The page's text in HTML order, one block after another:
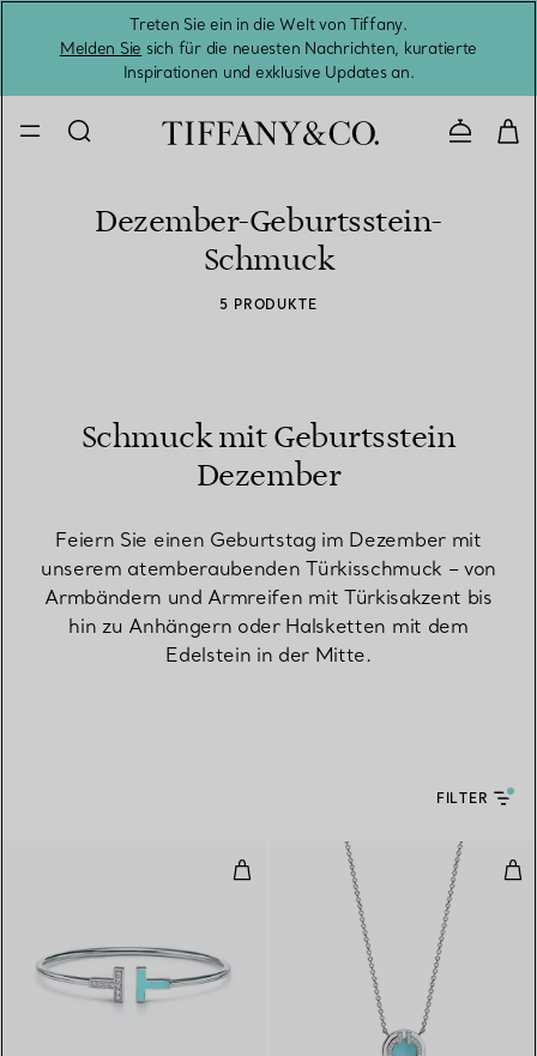
Treten Sie ein in die Welt von Tiffany.
Melden Sie sich für die neuesten Nachrichten, kuratierte
Inspirationen und exklusive Updates an.
Dezember-Geburtsstein-
Schmuck
5 PRODUKTE
Schmuck mit Geburtsstein
Dezember
Feiern Sie einen Geburtstag im Dezember mit
unserem atemberaubenden Türkisschmuck – von
Armbändern und Armreifen mit Türkisakzent bis
hin zu Anhängern oder Halsketten mit dem
Edelstein in der Mitte.
FILTER
Wire Armreif mit Diamanten